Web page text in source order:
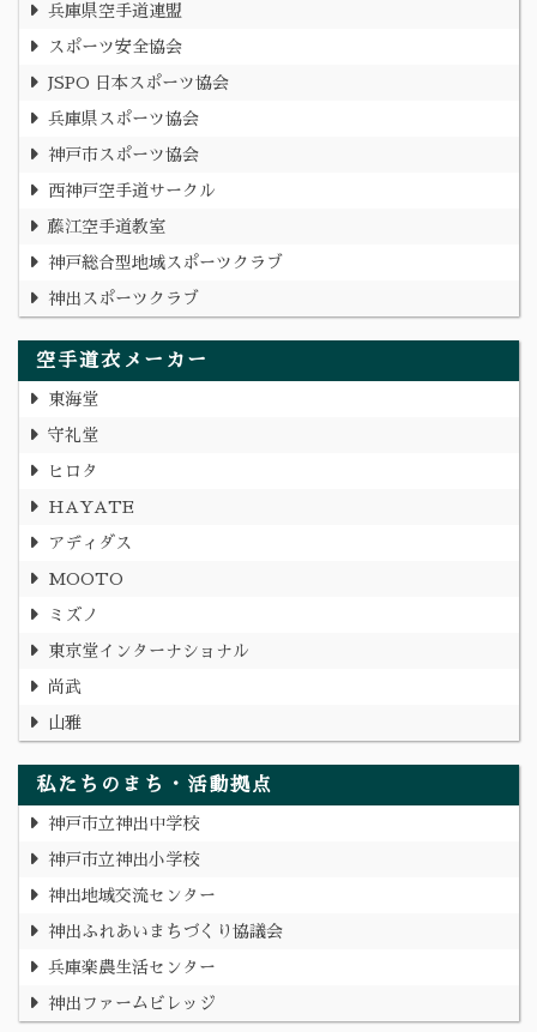
兵庫県空手道連盟
スポーツ安全協会
JSPO 日本スポーツ協会
兵庫県スポーツ協会
神戸市スポーツ協会
西神戸空手道サークル
藤江空手道教室
神戸総合型地域スポーツクラブ
神出スポーツクラブ
空手道衣メーカー
東海堂
守礼堂
ヒロタ
HAYATE
アディダス
MOOTO
ミズノ
東京堂インターナショナル
尚武
山雅
私たちのまち・活動拠点
神戸市立神出中学校
神戸市立神出小学校
神出地域交流センター
神出ふれあいまちづくり協議会
兵庫楽農生活センター
神出ファームビレッジ